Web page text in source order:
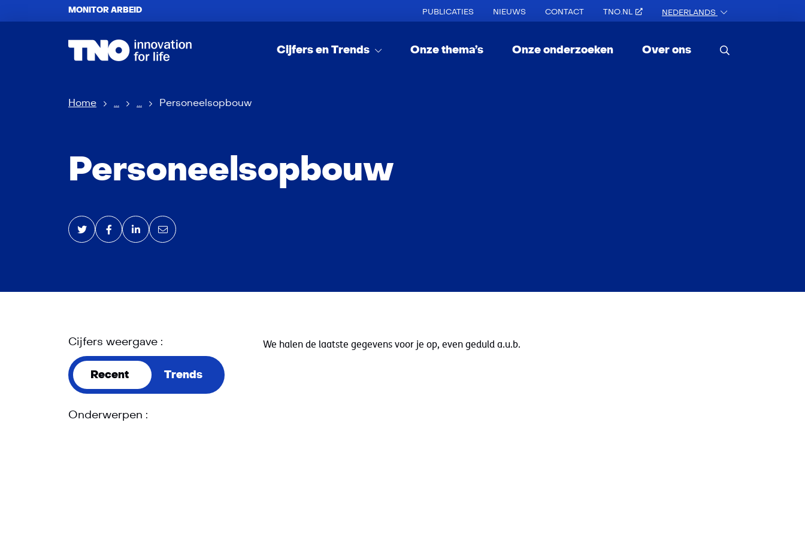
MONITOR ARBEID PUBLICATIES NIEUWS CONTACT TNO.NL NEDERLANDS
Cijfers en Trends Onze thema’s Onze onderzoeken Over ons
Home ... ... Personeelsopbouw
Personeelsopbouw
Cijfers weergave :
Recent Trends
Onderwerpen :
We halen de laatste gegevens voor je op, even geduld a.u.b.